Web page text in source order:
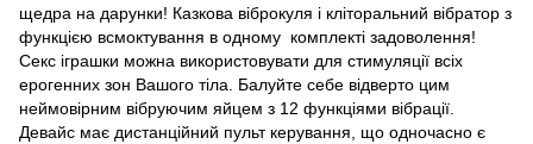
щедра на дарунки! Казкова віброкуля і кліторальний вібратор з
функцією всмоктування в одному комплекті задоволення!
Секс іграшки можна використовувати для стимуляції всіх
ерогенних зон Вашого тіла. Балуйте себе відверто цим
неймовірним вібруючим яйцем з 12 функціями вібрації.
Девайс має дистанційний пульт керування, що одночасно є